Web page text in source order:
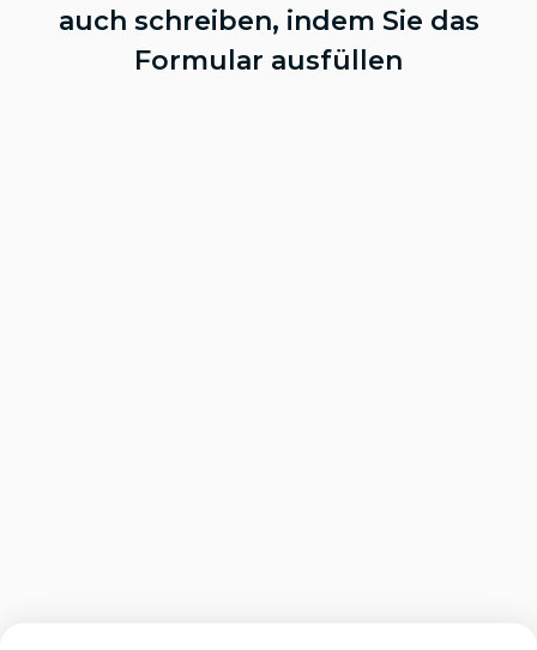
auch schreiben, indem Sie das
Formular ausfüllen